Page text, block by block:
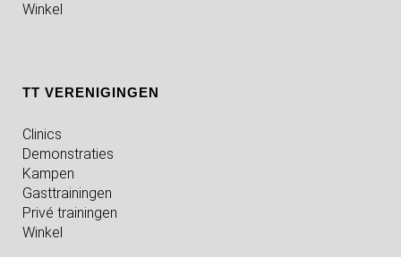
Winkel
TT VERENIGINGEN
Clinics
Demonstraties
Kampen
Gasttrainingen
Privé trainingen
Winkel